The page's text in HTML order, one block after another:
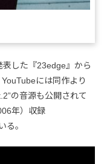
した『23edge』から
には同作より
の音源も公開されて
年）収録
る。